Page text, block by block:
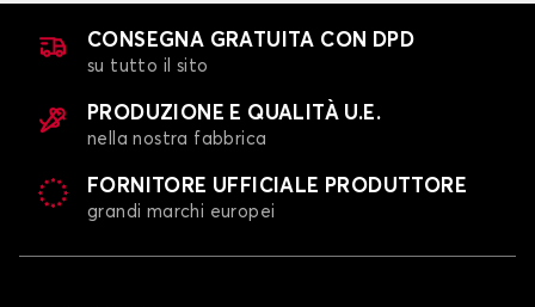
CONSEGNA GRATUITA CON DPD
su tutto il sito
PRODUZIONE E QUALITÀ U.E.
nella nostra fabbrica
FORNITORE UFFICIALE PRODUTTORE
grandi marchi europei